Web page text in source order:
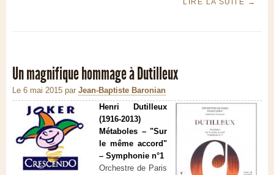
LIRE LA SUITE →
Un magnifique hommage à Dutilleux
Le 6 mai 2015 par Jean-Baptiste Baronian
Henri Dutilleux
(1916-2013)
Métaboles – "Sur
le même accord"
– Symphonie n°1
Orchestre de Paris